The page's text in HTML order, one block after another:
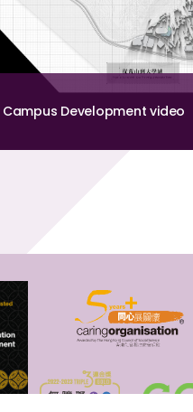
Campus Development video